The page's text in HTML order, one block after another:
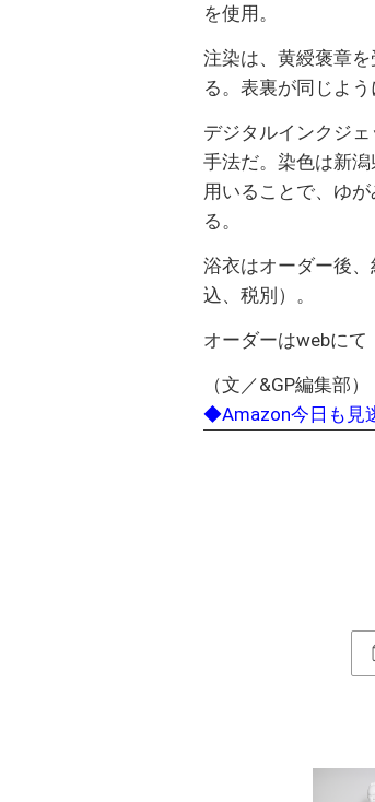
を使用。
注染は、黄綬褒章
る。表裏が同じよ
デジタルインクジ
手法だ。染色は新
用いることで、ゆ
る。
浴衣はオーダー後
込、税別）。
オーダーはwebにて
（文／&GP編集部）
◆Amazon今日も見